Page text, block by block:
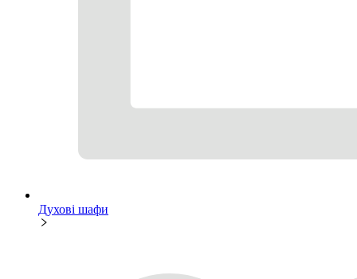
Духові шафи